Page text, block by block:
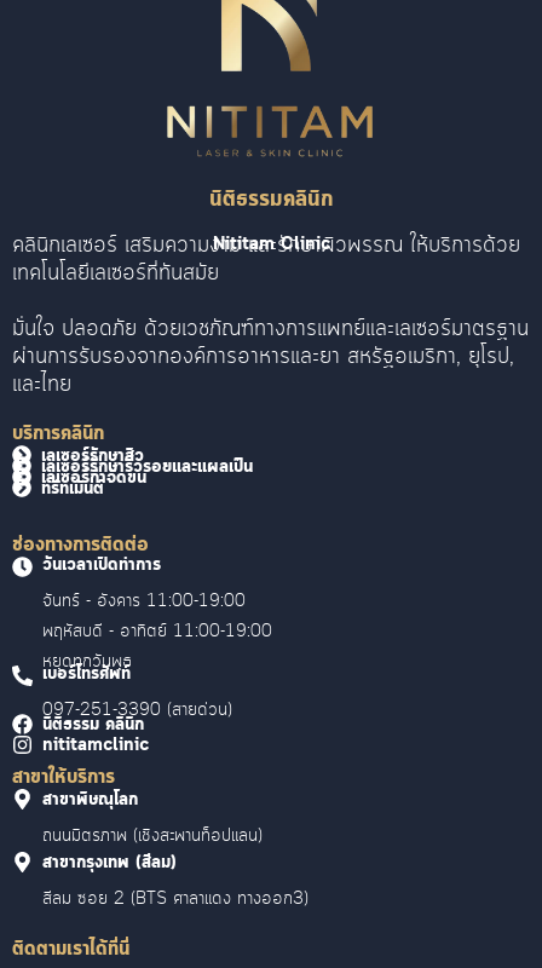
นิติธรรมคลินิก
Nititam Clinic
คลินิกเลเซอร์ เสริมความงาม และรักษาผิวพรรณ ให้บริการด้วย
เทคโนโลยีเลเซอร์ที่ทันสมัย
มั่นใจ ปลอดภัย ด้วยเวชภัณฑ์ทางการแพทย์และเลเซอร์มาตรฐาน
ผ่านการรับรองจากองค์การอาหารและยา สหรัฐอเมริกา, ยุโรป,
และไทย
บริการคลินิก
เลเซอร์รักษาสิว
เลเซอร์รักษาริ้วรอยและแผลเป็น
เลเซอร์กำจัดขน
ทรีทเม้นต์
ช่องทางการติดต่อ
วันเวลาเปิดทำการ
จันทร์ - อังคาร 11:00-19:00
พฤหัสบดี - อาทิตย์ 11:00-19:00
หยุดทุกวันพุธ
เบอร์โทรศัพท์
097-251-3390 (สายด่วน)
นิติธรรม คลินิก
nititamclinic
สาขาให้บริการ
สาขาพิษณุโลก
ถนนมิตรภาพ (เชิงสะพานท็อปแลน)
สาขากรุงเทพ (สีลม)
สีลม ซอย 2 (BTS ศาลาแดง ทางออก3)
ติดตามเราได้ที่นี่